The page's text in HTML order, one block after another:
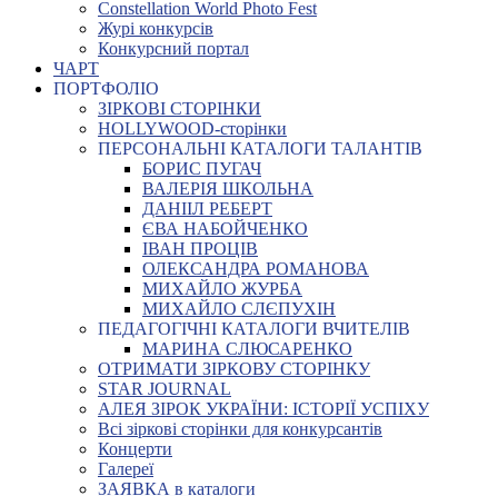
Constellation World Photo Fest
Журі конкурсів
Конкурсний портал
ЧАРТ
ПОРТФОЛІО
ЗІРКОВІ СТОРІНКИ
HOLLYWOOD-сторінки
ПЕРСОНАЛЬНІ КАТАЛОГИ ТАЛАНТІВ
БОРИС ПУГАЧ
ВАЛЕРІЯ ШКОЛЬНА
ДАНІІЛ РЕБЕРТ
ЄВА НАБОЙЧЕНКО
ІВАН ПРОЦІВ
ОЛЕКСАНДРА РОМАНОВА
МИХАЙЛО ЖУРБА
МИХАЙЛО СЛЄПУХІН
ПЕДАГОГІЧНІ КАТАЛОГИ ВЧИТЕЛІВ
МАРИНА СЛЮСАРЕНКО
ОТРИМАТИ ЗІРКОВУ СТОРІНКУ
STAR JOURNAL
АЛЕЯ ЗІРОК УКРАЇНИ: ІСТОРІЇ УСПІХУ
Всі зіркові сторінки для конкурсантів
Концерти
Галереї
ЗАЯВКА в каталоги